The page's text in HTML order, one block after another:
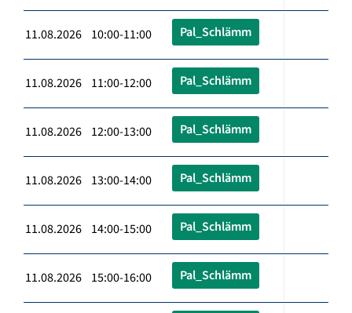
11.08.2026 10:00-11:00 Pal_Schlämm
11.08.2026 11:00-12:00 Pal_Schlämm
11.08.2026 12:00-13:00 Pal_Schlämm
11.08.2026 13:00-14:00 Pal_Schlämm
11.08.2026 14:00-15:00 Pal_Schlämm
11.08.2026 15:00-16:00 Pal_Schlämm